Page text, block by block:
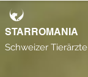
Schweizer Tierärzte
STARROMANIA